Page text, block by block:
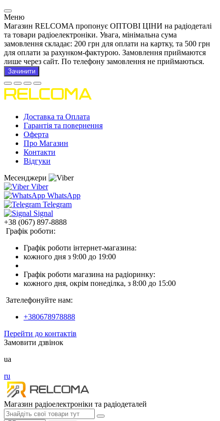
Меню
Магазин RELCOMA пропонує ОПТОВІ ЦІНИ на радіодеталі
та товари радіоелектроніки. Увага, мінімальна сума
замовлення складає: 200 грн для оплати на картку, та 500 грн
для оплати за рахунком-фактурою. Замовлення приймаются
лише через сайт. По телефону замовлення не приймаються.
Зачинити
Доставка та Оплата
Гарантія та повернення
Оферта
Про Магазин
Контакти
Відгуки
Месенджери
Viber
WhatsApp
Telegram
Signal
+38 (067) 897-8888
Графік роботи:
Графік роботи інтернет-магазина:
кожного дня з 9:00 до 19:00
Графік роботи магазина на радіоринку:
кожного дня, окрім понеділка, з 8:00 до 15:00
Зателефонуйте нам:
+380678978888
Перейти до контактів
Замовити дзвінок
ua
ru
Магазин радіоелектроніки та радіодеталей